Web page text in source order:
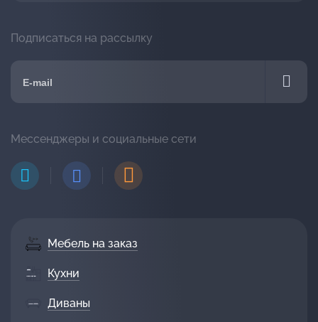
Мебель на заказ
Кухни
Диваны
Подписаться на рассылку
Мессенджеры и социальные сети